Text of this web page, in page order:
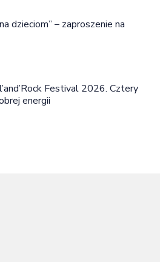
dzieciom” – zaproszenie na
Festival 2026. Cztery
energii